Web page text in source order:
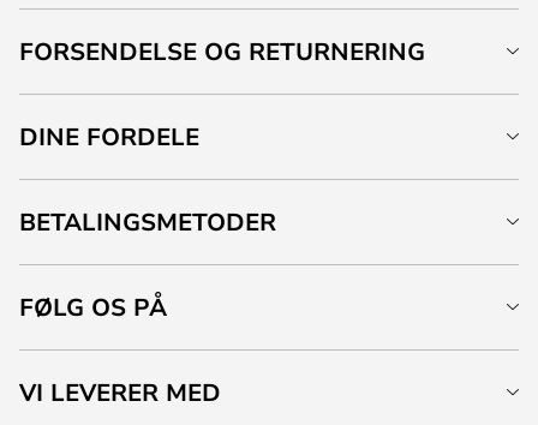
FORSENDELSE OG RETURNERING
DINE FORDELE
BETALINGSMETODER
FØLG OS PÅ
VI LEVERER MED